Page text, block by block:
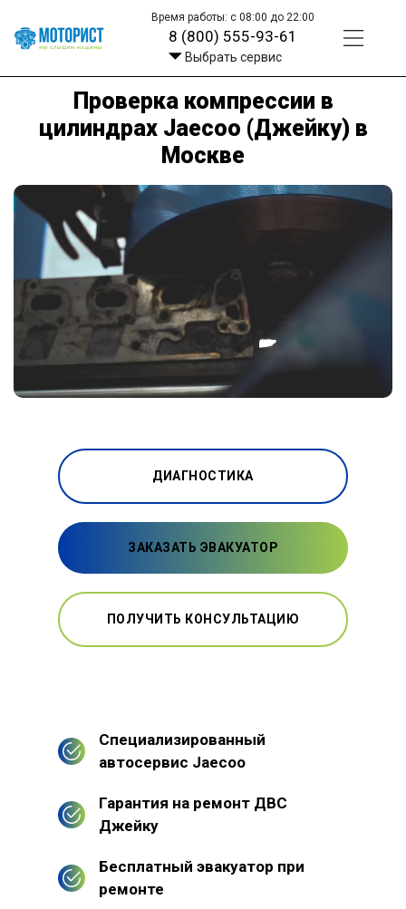
Время работы: с 08:00 до 22:00
8 (800) 555-93-61
Выбрать сервис
Проверка компрессии в
цилиндрах Jaecoo (Джейку) в
Москве
ДИАГНОСТИКА
ЗАКАЗАТЬ ЭВАКУАТОР
ПОЛУЧИТЬ КОНСУЛЬТАЦИЮ
Специализированный
автосервис Jaecoo
Гарантия на ремонт ДВС
Джейку
Бесплатный эвакуатор при
ремонте